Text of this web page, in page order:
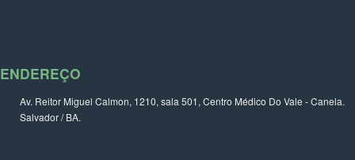
ENDEREÇO
Av. Reitor Miguel Calmon, 1210, sala 501, Centro Médico Do Vale - Canela.
Salvador / BA.